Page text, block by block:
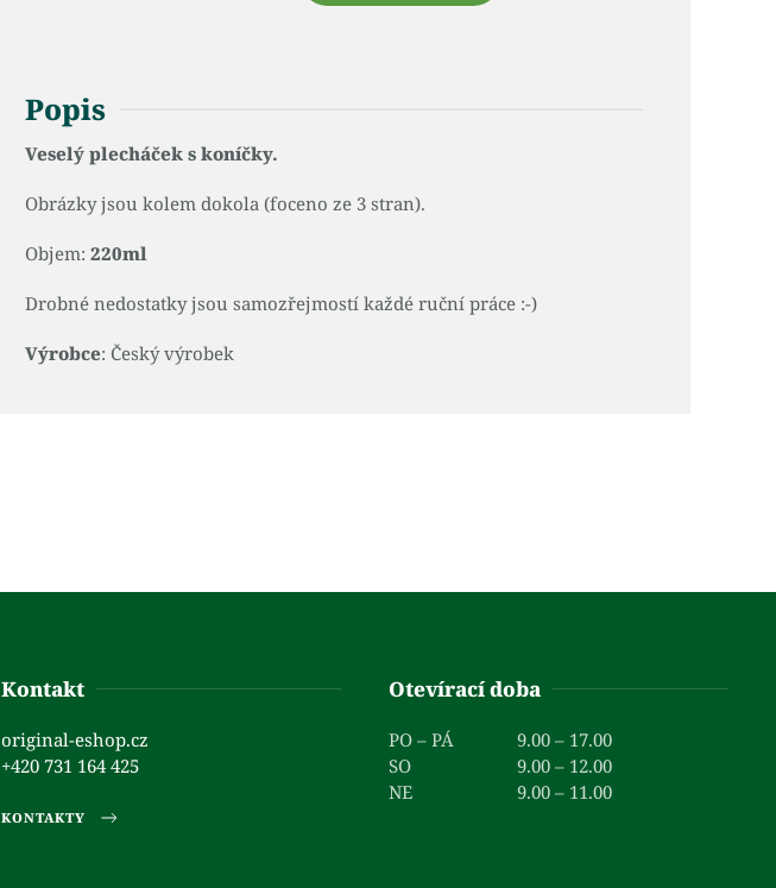
Popis
Veselý plecháček s koníčky.
Obrázky jsou kolem dokola (foceno ze 3 stran).
Objem: 220ml
Drobné nedostatky jsou samozřejmostí každé ruční práce :-)
Výrobce: Český výrobek
Kontakt
original-eshop.cz
+420 731 164 425
KONTAKTY
Otevírací doba
PO – PÁ
9.00 – 17.00
SO
9.00 – 12.00
NE
9.00 – 11.00